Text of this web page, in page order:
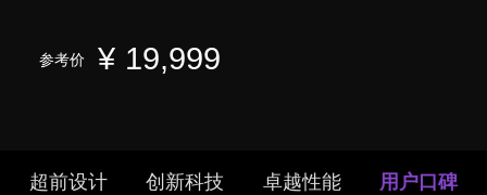
参考价 ¥ 19,999
超前设计 创新科技 卓越性能 用户口碑